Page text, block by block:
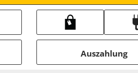
Auszahlung